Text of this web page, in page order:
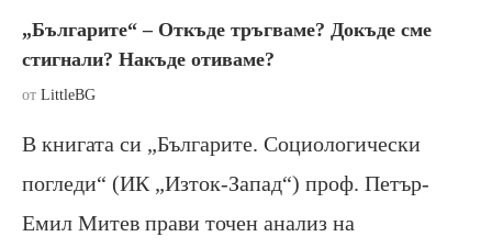
„Българите“ – Откъде тръгваме? Докъде сме
стигнали? Накъде отиваме?
от LittleBG
В книгата си „Българите. Социологически
погледи“ (ИК „Изток-Запад“) проф. Петър-
Емил Митев прави точен анализ на